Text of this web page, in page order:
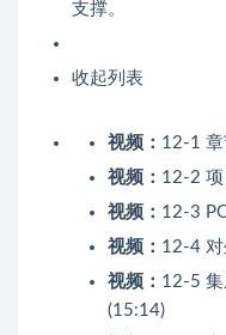
支撑。
收起列表
视频： 12-1
视频： 12-2
视频： 12-3
视频： 12-4 对
视频： 12-5 集
(15:14)